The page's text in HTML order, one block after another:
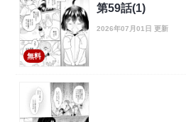
無料
第59話(1)
2026年07月01日 更新